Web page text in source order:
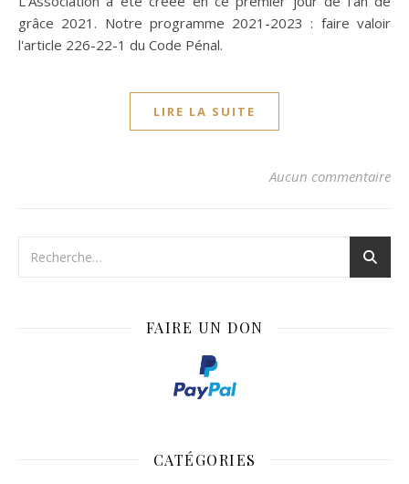
grâce 2021. Notre programme 2021-2023 : faire valoir
l'article 226-22-1 du Code Pénal.
LIRE LA SUITE
Aucun commentaire
FAIRE UN DON
CATÉGORIES